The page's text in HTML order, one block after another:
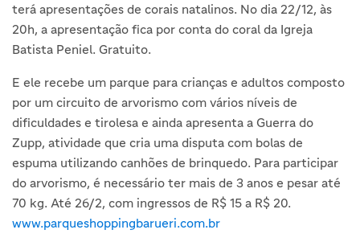
terá apresentações de corais natalinos. No dia 22/12, às
20h, a apresentação fica por conta do coral da Igreja
Batista Peniel. Gratuito.
E ele recebe um parque para crianças e adultos composto
por um circuito de arvorismo com vários níveis de
dificuldades e tirolesa e ainda apresenta a Guerra do
Zupp, atividade que cria uma disputa com bolas de
espuma utilizando canhões de brinquedo. Para participar
do arvorismo, é necessário ter mais de 3 anos e pesar até
70 kg. Até 26/2, com ingressos de R$ 15 a R$ 20.
www.parqueshoppingbarueri.com.br